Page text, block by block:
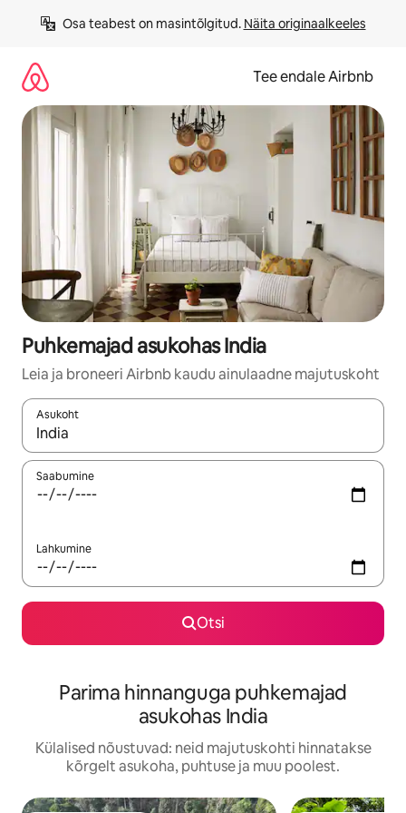
Osa teabest on masintõlgitud. Näita originaalkeeles
Tee endale Airbnb
Puhkemajad asukohas India
Leia ja broneeri Airbnb kaudu ainulaadne majutuskoht
Asukoht
Kui tulemused on kuvatud, liigu ekraanil nooleklahvidega või
Saabumine
Lahkumine
Otsi
Parima hinnanguga puhkemajad
asukohas India
Külalised nõustuvad: neid majutuskohti hinnatakse
kõrgelt asukoha, puhtuse ja muu poolest.